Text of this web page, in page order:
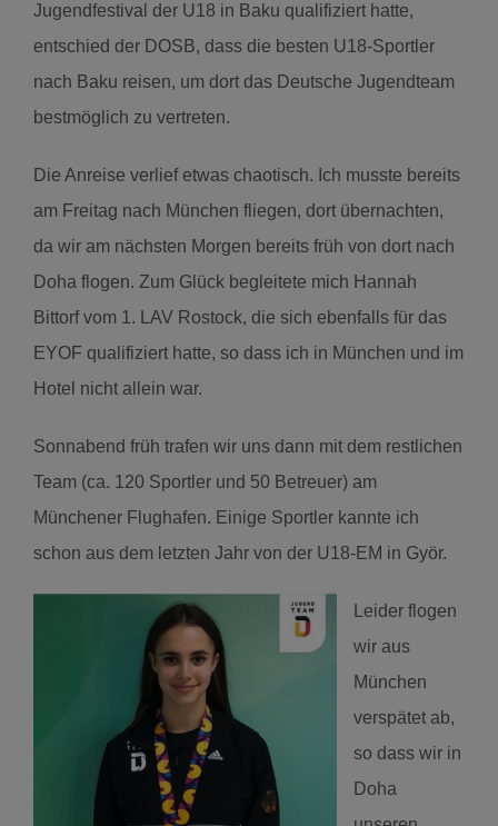
Jugendfestival der U18 in Baku qualifiziert hatte,
entschied der DOSB, dass die besten U18-Sportler
nach Baku reisen, um dort das Deutsche Jugendteam
bestmöglich zu vertreten.
Die Anreise verlief etwas chaotisch. Ich musste bereits
am Freitag nach München fliegen, dort übernachten,
da wir am nächsten Morgen bereits früh von dort nach
Doha flogen. Zum Glück begleitete mich Hannah
Bittorf vom 1. LAV Rostock, die sich ebenfalls für das
EYOF qualifiziert hatte, so dass ich in München und im
Hotel nicht allein war.
Sonnabend früh trafen wir uns dann mit dem restlichen
Team (ca. 120 Sportler und 50 Betreuer) am
Münchener Flughafen. Einige Sportler kannte ich
schon aus dem letzten Jahr von der U18-EM in Györ.
Leider flogen
wir aus
München
verspätet ab,
so dass wir in
Doha